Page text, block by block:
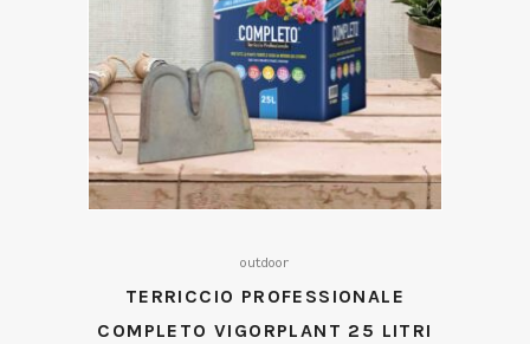
outdoor
TERRICCIO PROFESSIONALE
COMPLETO VIGORPLANT 25 LITRI